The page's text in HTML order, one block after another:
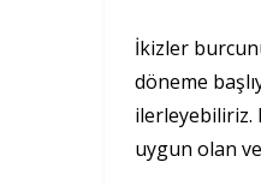
İkizler
döneme
ilerleyebiliriz.
uygun olan